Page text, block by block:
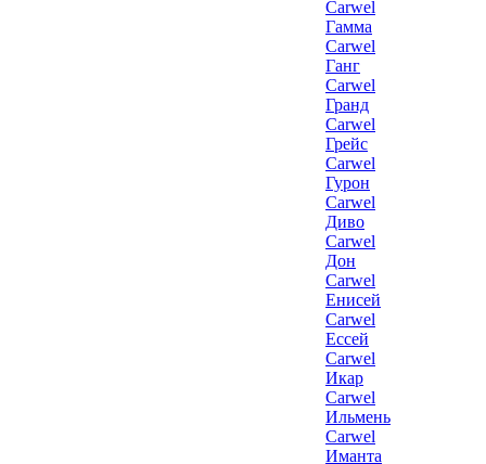
Carwel
Гамма
Carwel
Ганг
Carwel
Гранд
Carwel
Грейс
Carwel
Гурон
Carwel
Диво
Carwel
Дон
Carwel
Енисей
Carwel
Ессей
Carwel
Икар
Carwel
Ильмень
Carwel
Иманта